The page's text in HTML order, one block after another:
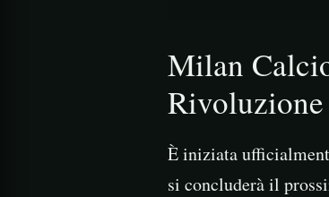
Milan
È iniziata
si concluderà il